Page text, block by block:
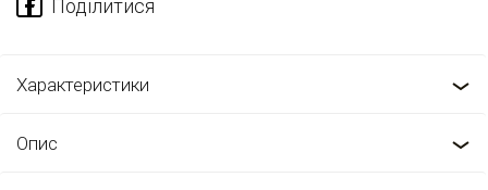
Характеристики
Опис